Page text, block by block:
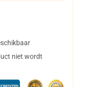
niet wordt